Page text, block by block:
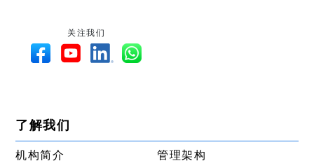
关注我们
了解我们
机构简介
管理架构